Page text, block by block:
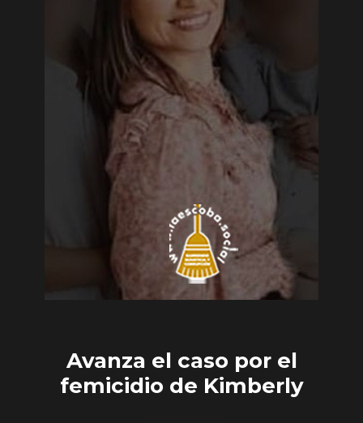
Avanza el caso por el
femicidio de Kimberly